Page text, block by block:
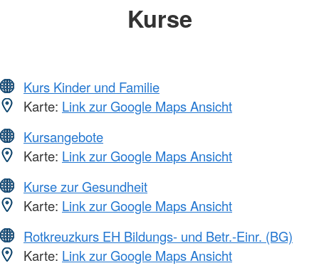
Kurse
Kurs Kinder und Familie
Karte: Link zur Google Maps Ansicht
Kursangebote
Karte: Link zur Google Maps Ansicht
Kurse zur Gesundheit
Karte: Link zur Google Maps Ansicht
Rotkreuzkurs EH Bildungs- und Betr.-Einr. (BG)
Karte: Link zur Google Maps Ansicht